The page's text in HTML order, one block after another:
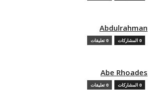
Abdulrahman
0 المشاركات 0 تعليقات
Abe Rhoades
0 المشاركات 0 تعليقات